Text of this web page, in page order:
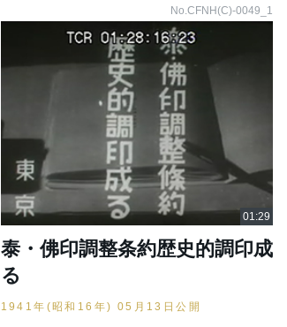
No.CFNH(C)-0049_1
泰・佛印調整条約歴史的調印成
る
1941年(昭和16年) 05月13日公開